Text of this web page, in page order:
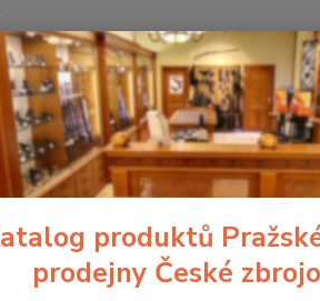
Hledat
Krátké zbraně Pistole série CZ
F ORproduktů
prodejny České